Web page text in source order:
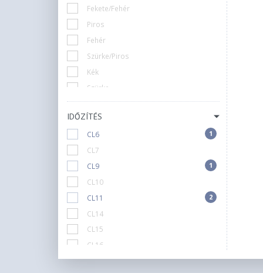
Fekete/Fehér
Piros
Fehér
Szürke/Piros
Kék
Szürke
Ezüst
Arany
RGB Led
Mintás
Narancssárga
IDŐZÍTÉS
CL6 1
CL7
CL9
1
CL10
CL11
2
CL14
CL15
CL16
CL17